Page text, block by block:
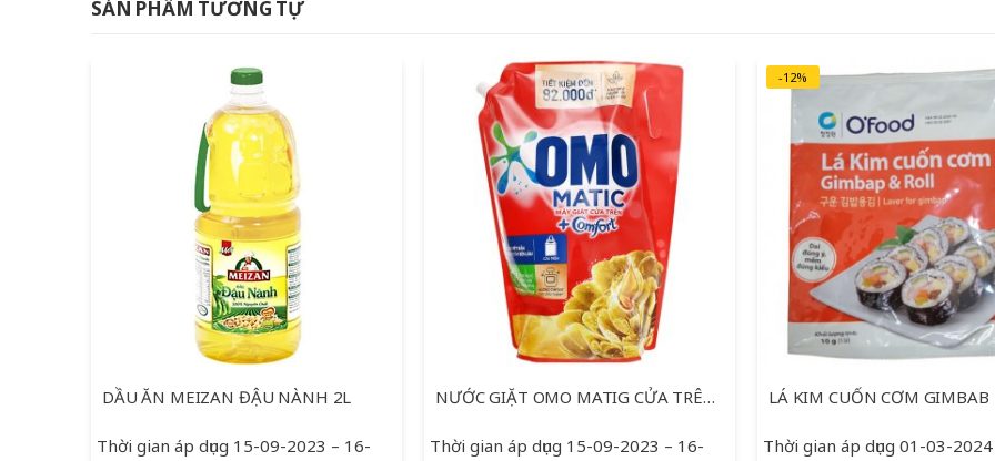
SẢN PHẨM TƯƠNG TỰ
DẦU ĂN MEIZAN ĐẬU NÀNH 2L
Thời gian áp dụng 15-09-2023 – 16-
NƯỚC GIẶT OMO MATIG CỬA TRÊN COMFORT TINH DẦU THƠM TÚI 3.7 KG
Thời gian áp dụng 15-09-2023 – 16-
-12%
LÁ KIM CUỐN CƠM GIMBAB
Thời gian áp dụng 01-03-